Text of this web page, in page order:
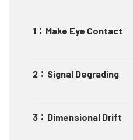
1 ： Make Eye Contact
2 ： Signal Degrading
3 ： Dimensional Drift